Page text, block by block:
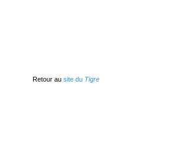
Retour au site du Tigre